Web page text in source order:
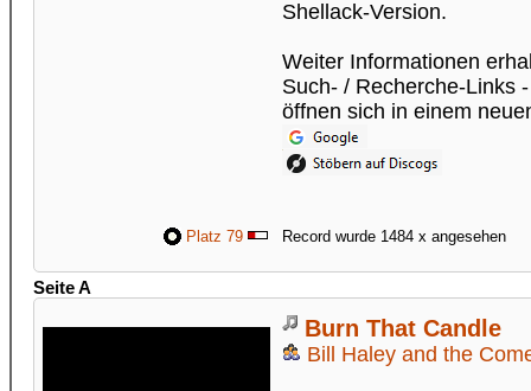
Shellack-Version.
Weiter Informationen
Such- / Recherche-Links
öffnen sich in einem
Platz 79 Record wurde 1484 x angesehen
Seite A
Burn That Candle
Bill Haley and the